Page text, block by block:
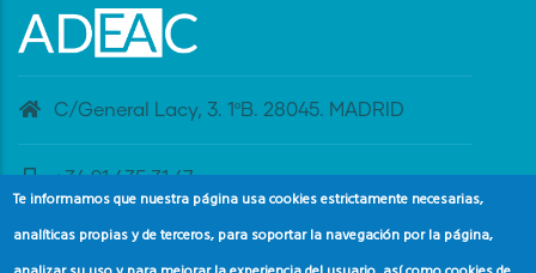
C/General Lacy, 3. 1ºB. 28045. MADRID
+34 91 435 31 47
banderaazul@adeac.es
Te informamos que nuestra página usa cookies estrictamente necesarias,
analíticas propias y de terceros, para soportar la navegación por la página,